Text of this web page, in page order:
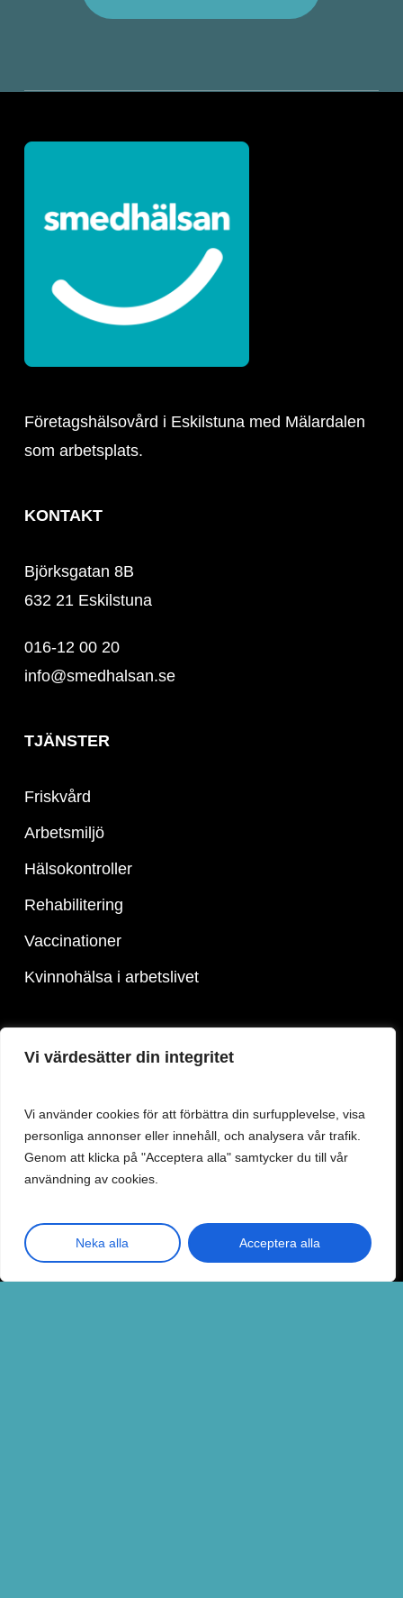
Vi värdesätter din integritet
Vi använder cookies för att förbättra din surfupplevelse, visa
personliga annonser eller innehåll, och analysera vår trafik.
Genom att klicka på "Acceptera alla" samtycker du till vår
användning av cookies.
Neka alla Acceptera alla
Företagshälsovård i Eskilstuna med Mälardalen
som arbetsplats.
KONTAKT
Björksgatan 8B
632 21 Eskilstuna
016-12 00 20
info@smedhalsan.se
TJÄNSTER
Friskvård
Arbetsmiljö
Hälsokontroller
Rehabilitering
Vaccinationer
Kvinnohälsa i arbetslivet
Utbildningar
Sök Jobb